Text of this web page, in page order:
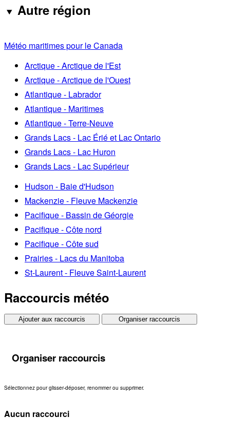
Autre région
Météo maritimes pour le Canada
Arctique - Arctique de l'Est
Arctique - Arctique de l'Ouest
Atlantique - Labrador
Atlantique - Maritimes
Atlantique - Terre-Neuve
Grands Lacs - Lac Érié et Lac Ontario
Grands Lacs - Lac Huron
Grands Lacs - Lac Supérieur
Hudson - Baie d'Hudson
Mackenzie - Fleuve Mackenzie
Pacifique - Bassin de Géorgie
Pacifique - Côte nord
Pacifique - Côte sud
Prairies - Lacs du Manitoba
St-Laurent - Fleuve Saint-Laurent
Raccourcis météo
Ajouter aux raccourcis Organiser raccourcis
Organiser raccourcis
Sélectionnez pour glisser-déposer, renommer ou supprimer.
Aucun raccourci